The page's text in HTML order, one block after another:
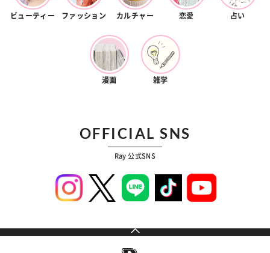
ビューティー ファッション カルチャー 恋愛 占い
漫画 雑学
OFFICIAL SNS
Ray 公式SNS